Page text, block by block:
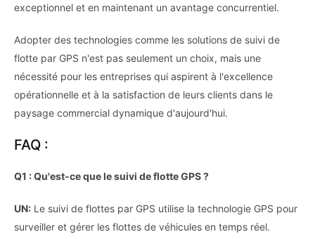
exceptionnel et en maintenant un avantage concurrentiel.
Adopter des technologies comme les solutions de suivi de
flotte par GPS n'est pas seulement un choix, mais une
nécessité pour les entreprises qui aspirent à l'excellence
opérationnelle et à la satisfaction de leurs clients dans le
paysage commercial dynamique d'aujourd'hui.
FAQ :
Q1 : Qu'est-ce que le suivi de flotte GPS ?
UN: Le suivi de flottes par GPS utilise la technologie GPS pour
surveiller et gérer les flottes de véhicules en temps réel.